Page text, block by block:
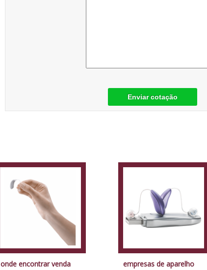
Enviar cotação
onde encontrar venda
empresas de aparelho